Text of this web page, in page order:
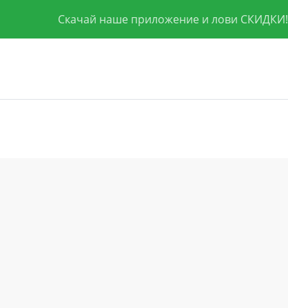
Скачай наше приложение и лови СКИДКИ!